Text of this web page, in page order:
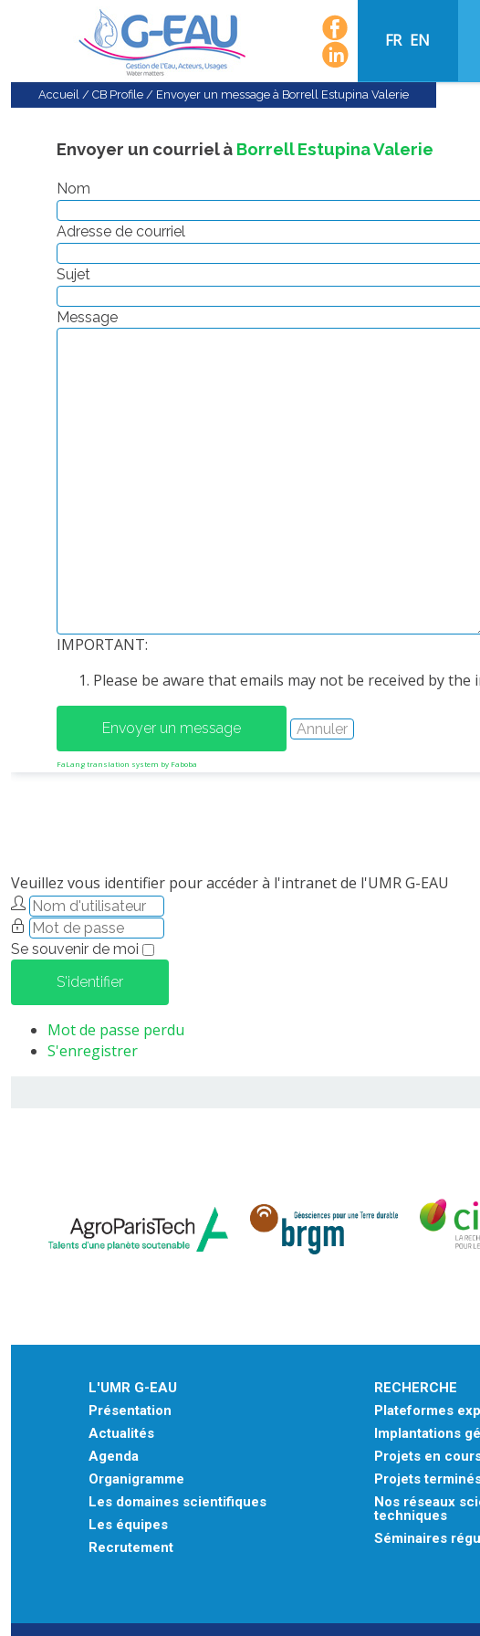
FR EN
Accueil / CB Profile / Envoyer un message à Borrell Estupina Valerie
Envoyer un courriel à Borrell Estupina Valerie
Nom
Adresse de courriel
Sujet
Message
IMPORTANT:
Please be aware that emails may not be received by
FaLang translation system by Faboba
Veuillez vous identifier pour accéder à l'intranet de l'UMR G-EAU
Se souvenir de moi
S'identifier
Mot de passe perdu
S'enregistrer
L'UMR G-EAU
Présentation
Actualités
Agenda
Organigramme
Les domaines scientifiques
Les équipes
Recrutement
RECHERCHE
Plateformes
Implantations
Projets en
Projets
Nos réseaux
techniques
Séminaires